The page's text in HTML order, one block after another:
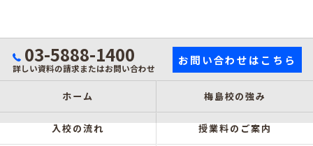
03-5888-1400
詳しい資料の請求またはお問い合わせ
お問い合わせはこちら
ホーム 梅島校の強み
入校の流れ 授業料のご案内